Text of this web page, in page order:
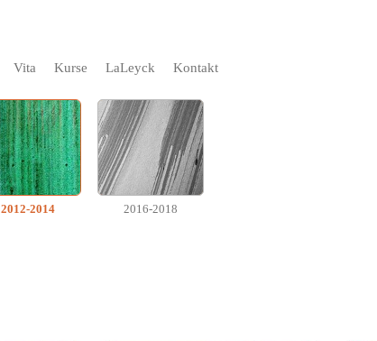
Vita Kurse LaLeyck Kontakt
2012-2014 2016-2018